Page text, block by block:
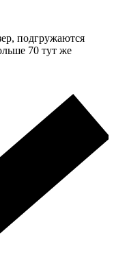
подгружаются
70 тут же